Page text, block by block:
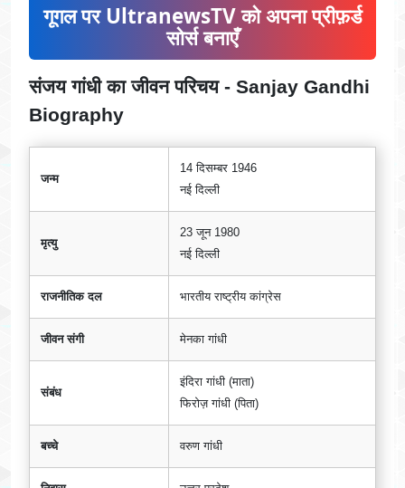
गूगल पर UltranewsTV को अपना प्रीफ़र्ड
सोर्स बनाएँ
संजय गांधी का जीवन परिचय - Sanjay Gandhi
Biography
जन्म
14 दिसम्बर 1946
नई दिल्ली
मृत्यु
23 जून 1980
नई दिल्ली
राजनीतिक दल भारतीय राष्ट्रीय कांग्रेस
जीवन संगी मेनका गांधी
संबंध
इंदिरा गांधी (माता)
फिरोज़ गांधी (पिता)
बच्चे वरुण गांधी